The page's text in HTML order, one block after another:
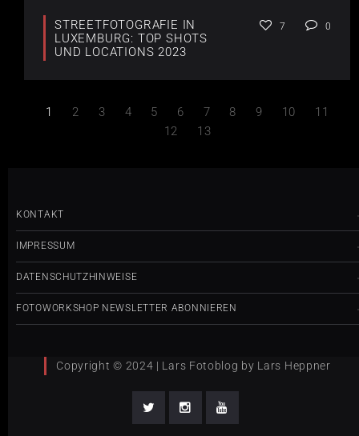
STREETFOTOGRAFIE IN
LUXEMBURG: TOP SHOTS
UND LOCATIONS 2023
7 0
1 2 3 4 5 6 7 8 9 10
11
12
13
KONTAKT
IMPRESSUM
DATENSCHUTZHINWEISE
FOTOWORKSHOP NEWSLETTER ABONNIEREN
Copyright © 2024 | Lars Fotoblog by Lars Heppner